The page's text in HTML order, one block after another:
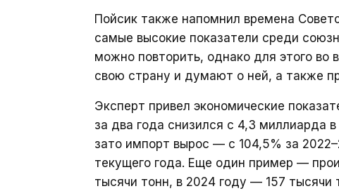
Пойсик также напомнил времена
самые высокие показатели среди
можно повторить, однако для этого
свою страну и думают о ней, а также
Эксперт привел экономические
за два года снизился с 4,3 миллиарда
зато импорт вырос — с 104,5% за
текущего года. Еще один пример —
тысячи тонн, в 2024 году — 157 тысячи